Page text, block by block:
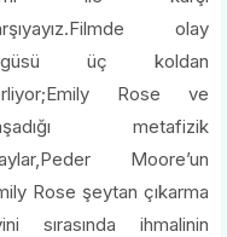
olay
üç koldan
Rose ve
metafizik
Moore’un
Rose şeytan çıkarma
sırasında ihmalinin